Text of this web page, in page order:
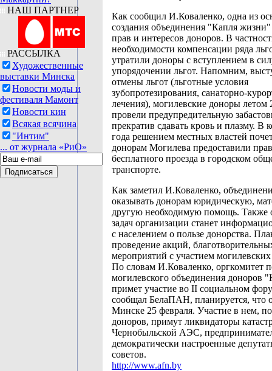
НАШ ПАРТНЕР
РАССЫЛКА
Художественные
выставки Минска
Новости моды и
фестиваля Мамонт
Новости кин
Всякая всячина
"Интим"
... от журнала «РиО»
Как сообщил И.Коваленко, одна из
создания объединения "Капля
прав и интересов доноров. В
необходимости компенсации ряда
утратили доноры с вступлением в
упорядочении льгот. Напомним,
отмены льгот (льготные условия
зубопротезирования, санаторно-
лечения), могилевские доноры летом
провели предупредительную
прекратив сдавать кровь и плазму. В
года решением местных властей
донорам Могилева предоставили
бесплатного проезда в городском
транспорте.
Как заметил И.Коваленко,
оказывать донорам юридическую,
другую необходимую помощь. Также
задач организации станет
с населением о пользе донорства.
проведение акций,
мероприятий с участием
По словам И.Коваленко, оргкомитет
могилевского объединения доноров
примет участие во II социальном
сообщал БелаПАН, планируется, что
Минске 25 февраля. Участие в нем,
доноров, примут ликвидаторы
Чернобыльской АЭС,
демократически настроенные
советов.
http://www.afn.by